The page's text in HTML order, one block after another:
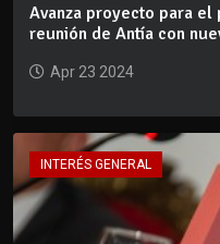
Avanza proyecto para
reunión de Antía con
Apr 23 2024
INTERÉS GENERAL